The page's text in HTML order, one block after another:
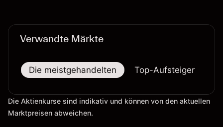
Verwandte Märkte
Die meistgehandelten Top-Aufsteiger
Die Aktienkurse sind indikativ und können von den aktuellen
Marktpreisen abweichen.